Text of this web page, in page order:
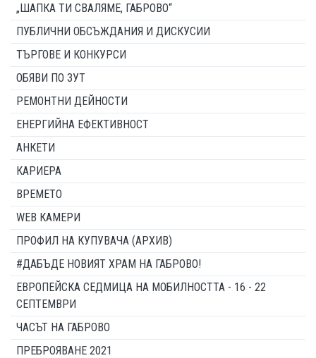
„ШАПКА ТИ СВАЛЯМЕ, ГАБРОВО“
ПУБЛИЧНИ ОБСЪЖДАНИЯ И ДИСКУСИИ
ТЪРГОВЕ И КОНКУРСИ
ОБЯВИ ПО ЗУТ
РЕМОНТНИ ДЕЙНОСТИ
ЕНЕРГИЙНА ЕФЕКТИВНОСТ
АНКЕТИ
КАРИЕРА
ВРЕМЕТО
WEB КАМЕРИ
ПРОФИЛ НА КУПУВАЧА (АРХИВ)
#ДАБЪДЕ НОВИЯТ ХРАМ НА ГАБРОВО!
ЕВРОПЕЙСКА СЕДМИЦА НА МОБИЛНОСТТА - 16 - 22
СЕПТЕМВРИ
ЧАСЪТ НА ГАБРОВО
ПРЕБРОЯВАНЕ 2021